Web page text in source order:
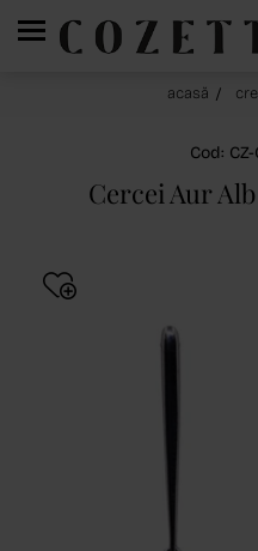
acasă
Cod:
Cercei Aur